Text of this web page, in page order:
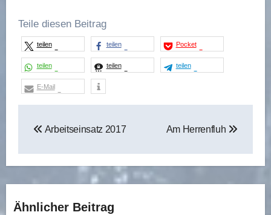
Teile diesen Beitrag
teilen teilen Pocket
teilen teilen teilen
E-Mail
Arbeitseinsatz 2017 Am Herrenfluh
Ähnlicher Beitrag